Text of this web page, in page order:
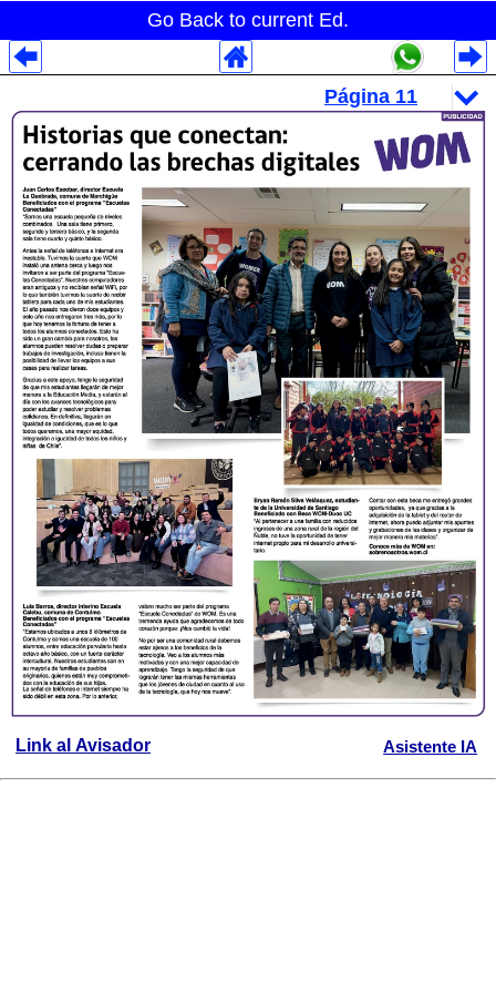
Go Back to current Ed.
Link al Avisador Asistente IA
Despliegues Analytics
Despliegues Totales
Despliegues por Rubros